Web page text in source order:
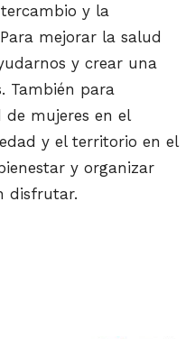
y la
mejorar la salud
y crear una
También para
mujeres en el
y el territorio en el
y organizar
disfrutar.